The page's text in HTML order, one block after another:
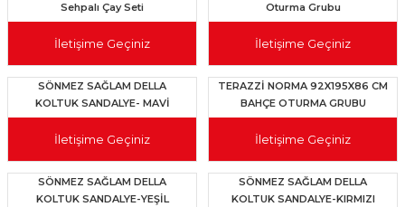
Sehpalı Çay Seti
İletişime Geçiniz
Oturma Grubu
İletişime Geçiniz
SÖNMEZ SAĞLAM DELLA
KOLTUK SANDALYE- MAVİ
İletişime Geçiniz
TERAZZİ NORMA 92X195X86 CM
BAHÇE OTURMA GRUBU
ANTRASİT
İletişime Geçiniz
SÖNMEZ SAĞLAM DELLA
KOLTUK SANDALYE-YEŞİL
SÖNMEZ SAĞLAM DELLA
KOLTUK SANDALYE-KIRMIZI